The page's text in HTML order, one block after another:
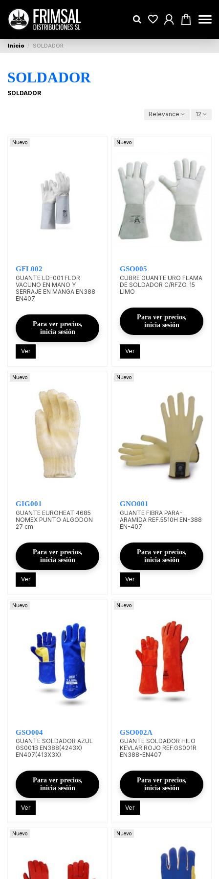
Inicio SOLDADOR
SOLDADOR
SOLDADOR
Relevance 12
Nuevo
GFL002
GUANTE LD-001 FLOR
VACUNO EN MANO Y
SERRAJE EN MANGA EN388
EN407
Para ver precios,
inicia sesión
Ver
Nuevo
GSO005
CUBRE GUANTE URO FLAMA
DE SOLDADOR C/RFZO. 15
LIMO
Para ver precios,
inicia sesión
Ver
Nuevo
GIG001
GUANTE EUROHEAT 4685
NOMEX PUNTO ALGODON
27 cm
Para ver precios,
inicia sesión
Ver
Nuevo
GNO001
GUANTE FIBRA PARA-
ARAMIDA REF.5510H EN-388
EN-407
Para ver precios,
inicia sesión
Ver
Nuevo
GSO004
GUANTE SOLDADOR AZUL
GS001B EN388(4243X)
EN407(413X3X)
Para ver precios,
inicia sesión
Ver
Nuevo
GSO002A
GUANTE SOLDADOR HILO
KEVLAR ROJO REF.GS001R
EN388-EN407
Para ver precios,
inicia sesión
Ver
Nuevo Nuevo